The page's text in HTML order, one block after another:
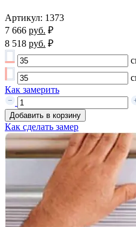
Артикул: 1373
7 666 руб. ₽
8 518 руб. ₽
Как замерить
Добавить в корзину
Как сделать замер